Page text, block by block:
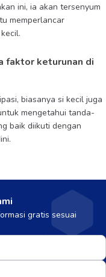
ini, ia akan tersenyum
memperlancar
faktor keturunan di
biasanya si kecil juga
mengetahui tanda-
baik diikuti dengan
gratis sesuai